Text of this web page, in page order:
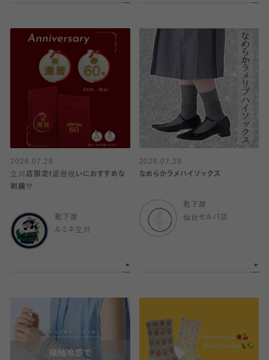
2026.07.29
立川店限定❗️還暦祝いにおすすめな
刺繍🎊
靴下屋
ルミネ立川
2026.07.29
なめらかラメハイソックス
靴下屋
仙台セルバ店